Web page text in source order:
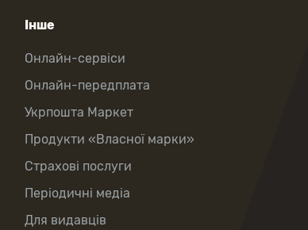
Інше
Онлайн-сервіси
Онлайн-передплата
Укрпошта Маркет
Продукти «Власної марки»
Страхові послуги
Періодичні медіа
Для видавців